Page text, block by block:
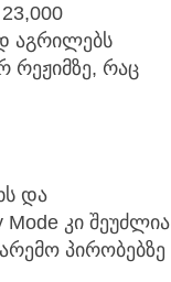
აგრილებს
რეჟიმზე, რაც
და
კი შეუძლია
პირობებზე